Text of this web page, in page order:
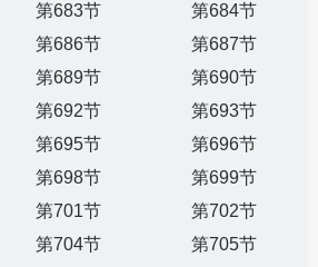
第683节
第684节
第686节
第687节
第689节
第690节
第692节
第693节
第695节
第696节
第698节
第699节
第701节
第702节
第704节
第705节